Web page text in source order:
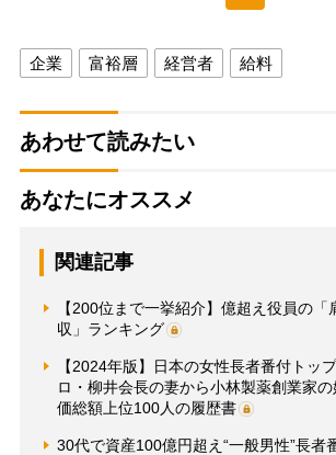
企業 富裕層 経営者 給料
あわせて読みたい
あなたにオススメ
関連記事
【200位まで一挙紹介】億超え役員の「
収」ランキング
【2024年版】日本の女性長者番付トッ
ロ・柳井会長の妻から小林製薬創業家
価総額上位100人の履歴書
30代で資産100億円超え“一般男性”長